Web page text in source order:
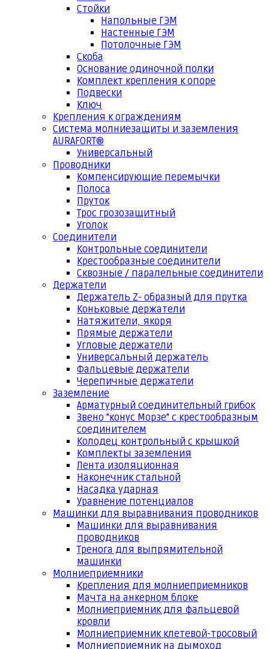
Стойки
Напольные ГЭМ
Настенные ГЭМ
Потолочные ГЭМ
Скоба
Основание одиночной полки
Комплект крепления к опоре
Подвески
Ключ
Крепления к ограждениям
Система молниезащиты и заземления
AURAFORT®
Универсальный
Проводники
Компенсирующие перемычки
Полоса
Пруток
Трос грозозащитный
Уголок
Соединители
Контрольные соединители
Крестообразные соединители
Сквозные / паралельные соединители
Держатели
Держатель Z- образный для прутка
Коньковые держатели
Натяжители, якоря
Прямые держатели
Угловые держатели
Универсальный держатель
Фальцевые держатели
Черепичные держатели
Заземление
Арматурный соединительный грибок
Звено "конус Морзе" с крестообразным
соединителем
Колодец контрольный с крышкой
Комплекты заземления
Лента изоляционная
Наконечник стальной
Насадка ударная
Уравнение потенциалов
Машинки для выравнивания проводников
Машинки для выравнивания
проводников
Тренога для выпрямительной
машинки
Молниеприемники
Крепления для молниеприемников
Мачта на анкерном блоке
Молниеприемник для фальцевой
кровли
Молниеприемник клетевой-тросовый
Молниеприемник на дымоход